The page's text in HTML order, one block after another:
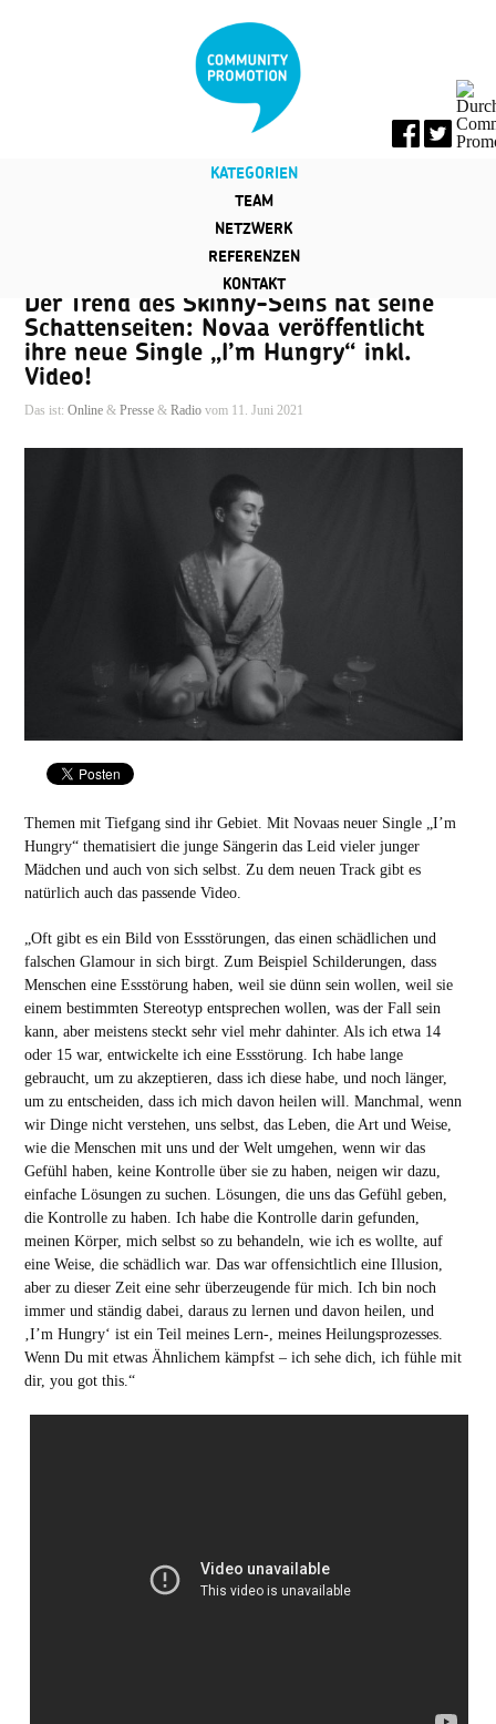
KATEGORIEN
TEAM
NETZWERK
REFERENZEN
KONTAKT
Der Trend des Skinny-Seins hat seine
Schattenseiten: Novaa veröffentlicht
ihre neue Single „I’m Hungry“ inkl.
Video!
Das ist: Online& Presse& Radiovom 11. Juni 2021
Themen mit Tiefgang sind ihr Gebiet. Mit Novaas neuer Single „I’m
Hungry“ thematisiert die junge Sängerin das Leid vieler junger
Mädchen und auch von sich selbst. Zu dem neuen Track gibt es
natürlich auch das passende Video.
„Oft gibt es ein Bild von Essstörungen, das einen schädlichen und
falschen Glamour in sich birgt. Zum Beispiel Schilderungen, dass
Menschen eine Essstörung haben, weil sie dünn sein wollen, weil sie
einem bestimmten Stereotyp entsprechen wollen, was der Fall sein
kann, aber meistens steckt sehr viel mehr dahinter. Als ich etwa 14
oder 15 war, entwickelte ich eine Essstörung. Ich habe lange
gebraucht, um zu akzeptieren, dass ich diese habe, und noch länger,
um zu entscheiden, dass ich mich davon heilen will. Manchmal, wenn
wir Dinge nicht verstehen, uns selbst, das Leben, die Art und Weise,
wie die Menschen mit uns und der Welt umgehen, wenn wir das
Gefühl haben, keine Kontrolle über sie zu haben, neigen wir dazu,
einfache Lösungen zu suchen. Lösungen, die uns das Gefühl geben,
die Kontrolle zu haben. Ich habe die Kontrolle darin gefunden,
meinen Körper, mich selbst so zu behandeln, wie ich es wollte, auf
eine Weise, die schädlich war. Das war offensichtlich eine Illusion,
aber zu dieser Zeit eine sehr überzeugende für mich. Ich bin noch
immer und ständig dabei, daraus zu lernen und davon heilen, und
‚I’m Hungry‘ ist ein Teil meines Lern-, meines Heilungsprozesses.
Wenn Du mit etwas Ähnlichem kämpfst – ich sehe dich, ich fühle mit
dir, you got this.“